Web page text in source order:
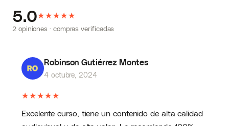
5.0★★★★★
2 opiniones · compras verificadas
Robinson Gutiérrez Montes
4 octubre, 2024
★★★★★
Excelente curso, tiene un contenido de alta calidad